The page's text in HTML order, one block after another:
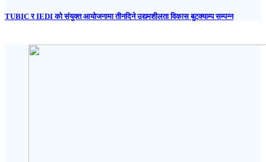
TUBIC र IEDI को संयुक्त आयोजनामा तीनदिने उद्यमशीलता विकास बुटक्याम्प सम्पन्न